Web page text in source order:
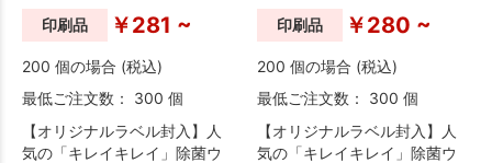
印刷品 ￥281 ~
200 個の場合 (税込)
最低ご注文数： 300 個
【オリジナルラベル封入】人
気の「キレイキレイ」除菌ウ
印刷品 ￥280 ~
200 個の場合 (税込)
最低ご注文数： 300 個
【オリジナルラベル封入】人
気の「キレイキレイ」除菌ウ